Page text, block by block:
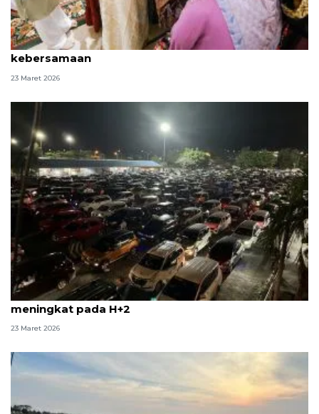
Khofifah: Tradisi "riyayan" meneguhkan komitmen
kebersamaan
23 Maret 2026
Pemudik arus balik di Pelabuhan Bakauheni mulai
meningkat pada H+2
23 Maret 2026